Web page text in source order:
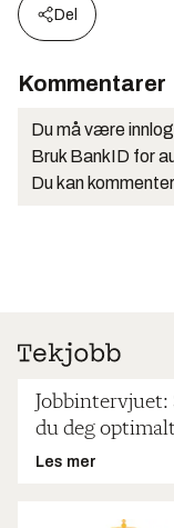
Del
Kommentarer
Du må være
Bruk BankID for
Du kan
Jobbintervjuet:
du deg optimalt
Les mer